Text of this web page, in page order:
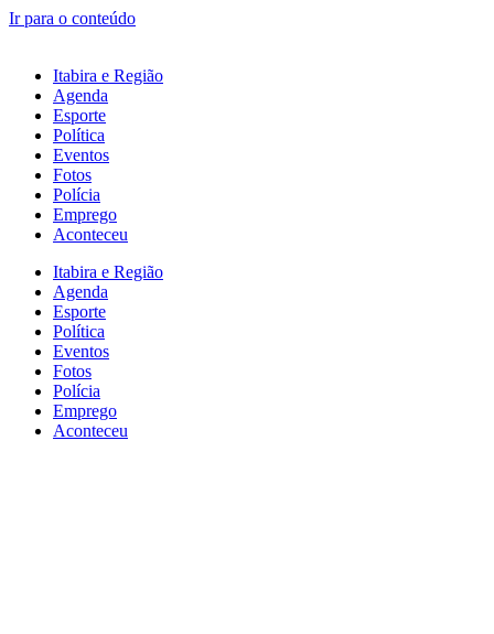
Ir para o conteúdo
Itabira e Região
Agenda
Esporte
Política
Eventos
Fotos
Polícia
Emprego
Aconteceu
Itabira e Região
Agenda
Esporte
Política
Eventos
Fotos
Polícia
Emprego
Aconteceu